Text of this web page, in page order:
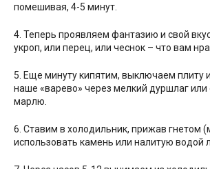
помешивая, 4-5 минут.
4. Теперь проявляем фантазию и свой
укроп, или перец, или чеснок – что вам
5. Еще минуту кипятим, выключаем плиту
наше «варево» через мелкий дуршлаг
марлю.
6. Ставим в холодильник, прижав гнетом
использовать камень или налитую водой